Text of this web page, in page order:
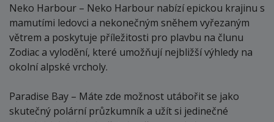
Neko Harbour – Neko Harbour nabízí epickou krajinu s
mamutími ledovci a nekonečným sněhem vyřezaným
větrem a poskytuje příležitosti pro plavbu na člunu
Zodiac a vylodění, které umožňují nejbližší výhledy na
okolní alpské vrcholy.
Paradise Bay – Máte zde možnost utábořit se jako
skutečný polární průzkumník a užít si jedinečné